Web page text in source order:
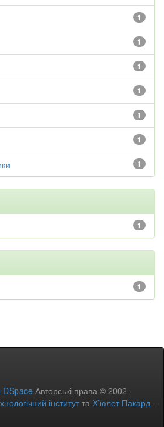
1
1
1
1
1
1
1
1
1
DSpace Авторські права © 2002-
інститутта Х’юлет Пакард -